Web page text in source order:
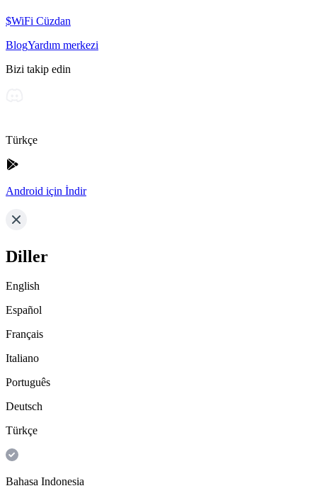
$WiFi Cüzdan
BlogYardım merkezi
Bizi takip edin
Türkçe
Android için İndir
Diller
English
Español
Français
Italiano
Português
Deutsch
Türkçe
Bahasa Indonesia